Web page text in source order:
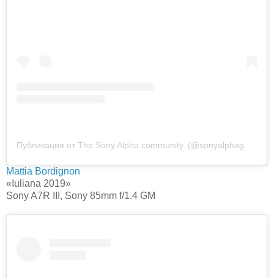
Mattia Bordignon
«Iuliana 2019»
Sony A7R III, Sony 85mm f/1.4 GM